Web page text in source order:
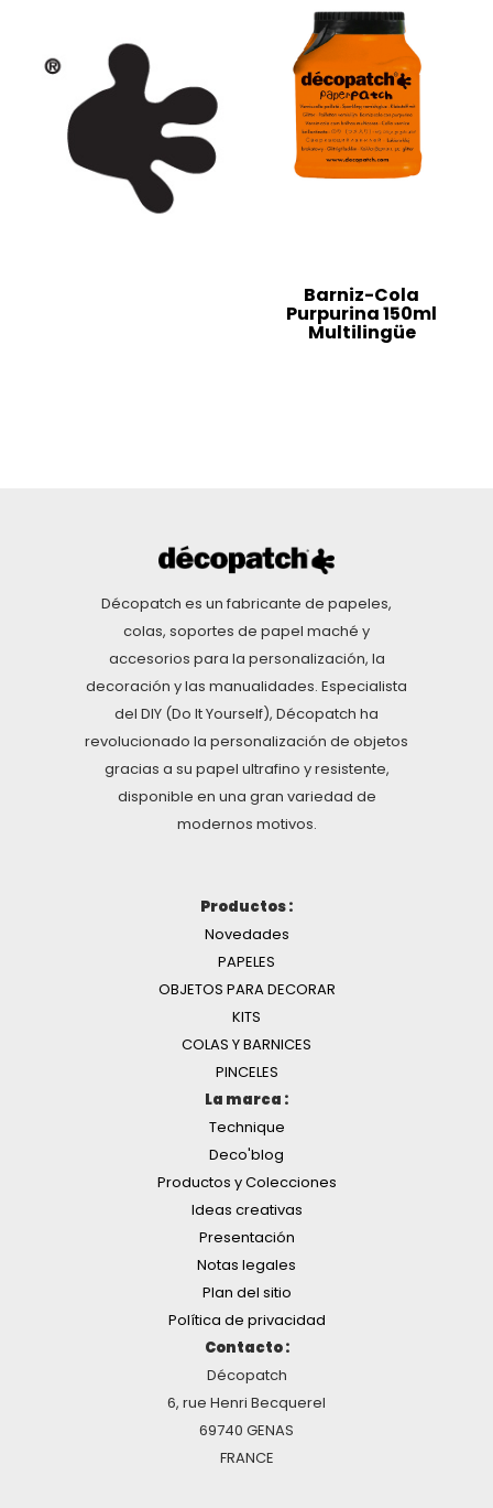
Barniz-Cola
Purpurina 150ml
Multilingüe
Décopatch es un fabricante de papeles,
colas, soportes de papel maché y
accesorios para la personalización, la
decoración y las manualidades. Especialista
del DIY (Do It Yourself), Décopatch ha
revolucionado la personalización de objetos
gracias a su papel ultrafino y resistente,
disponible en una gran variedad de
modernos motivos.
Productos :
Novedades
PAPELES
OBJETOS PARA DECORAR
KITS
COLAS Y BARNICES
PINCELES
La marca :
Technique
Deco'blog
Productos y Colecciones
Ideas creativas
Presentación
Notas legales
Plan del sitio
Política de privacidad
Contacto :
Décopatch
6, rue Henri Becquerel
69740 GENAS
FRANCE